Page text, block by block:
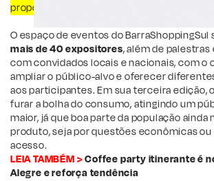
proporcionados pelo consumo dessa
O espaço de eventos do BarraShoppingSul
mais de 40 expositores, além de
com convidados locais e nacionais, com o
ampliar o público-alvo e oferecer
aos participantes. Em sua terceira edição,
furar a bolha do consumo, atingindo um
maior, já que boa parte da população ainda
produto, seja por questões econômicas ou
acesso.
LEIA TAMBÉM >Coffee party itinerante é
Alegre e reforça tendência